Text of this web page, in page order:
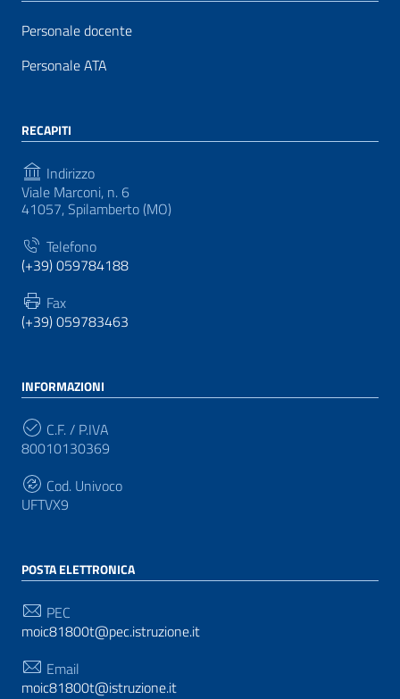
Personale docente
Personale ATA
RECAPITI
Indirizzo
Viale Marconi, n. 6
41057, Spilamberto (MO)
Telefono
(+39) 059784188
Fax
(+39) 059783463
INFORMAZIONI
C.F. / P.IVA
80010130369
Cod. Univoco
UFTVX9
POSTA ELETTRONICA
PEC
moic81800t@pec.istruzione.it
Email
moic81800t@istruzione.it